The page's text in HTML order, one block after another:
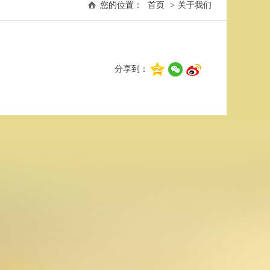
您的位置： 首页 > 关于我们
分享到：